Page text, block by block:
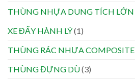
THÙNG NHỰA DUNG TÍCH LỚN
XE ĐẨY HÀNH LÝ(1)
THÙNG RÁC NHỰA COMPOSITE
THÙNG ĐỰNG DÙ(3)